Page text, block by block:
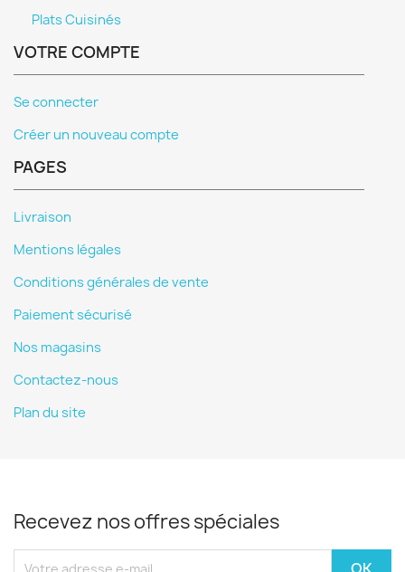
Plats Cuisinés
VOTRE COMPTE
Se connecter
Créer un nouveau compte
PAGES
Livraison
Mentions légales
Conditions générales de vente
Paiement sécurisé
Nos magasins
Contactez-nous
Plan du site
Recevez nos offres spéciales